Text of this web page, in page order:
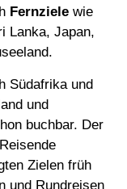
Fernziele wie
Lanka, Japan,
Südafrika und
und
buchbar. Der
Zielen früh
und Rundreisen